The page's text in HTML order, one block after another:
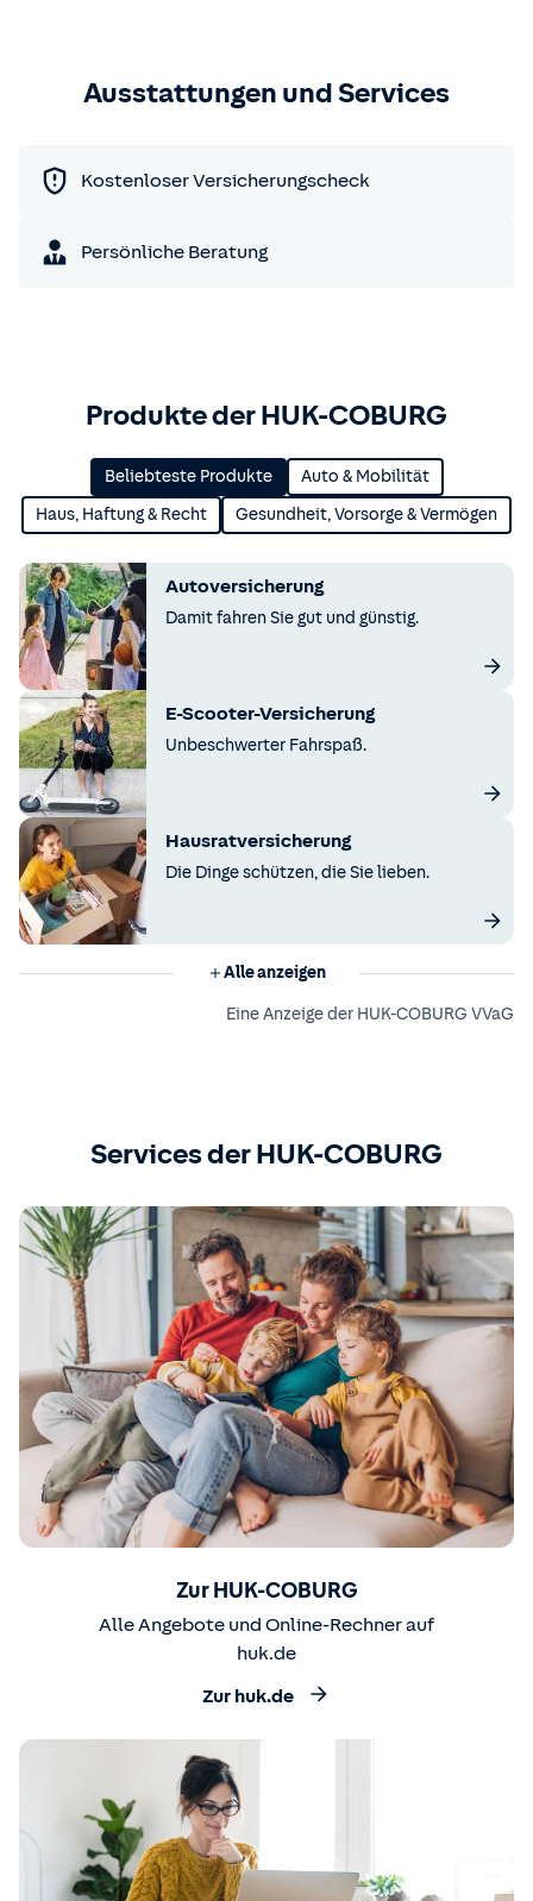
Ausstattungen und Services
Kostenloser Versicherungscheck
Persönliche Beratung
Produkte der HUK-COBURG
Beliebteste Produkte Auto & Mobilität
Haus, Haftung & Recht Gesundheit, Vorsorge & Vermögen
Autoversicherung
Damit fahren Sie gut und günstig.
E-Scooter-Versicherung
Unbeschwerter Fahrspaß.
Hausratversicherung
Die Dinge schützen, die Sie lieben.
Alle anzeigen
Eine Anzeige der HUK-COBURG VVaG
Services der HUK-COBURG
Zur HUK-COBURG
Alle Angebote und Online-Rechner auf
huk.de
Zur huk.de